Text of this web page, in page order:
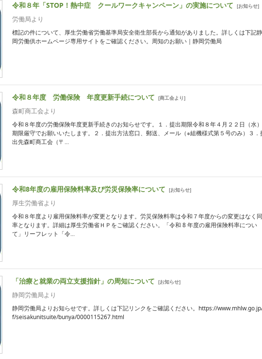
令和８年「STOP！熱中症 クールワークキャンペーン」の実施について [お知らせ]
労働局より
標記の件について、厚生労働省労働基準局安全衛生部長から通知がありました。詳しくは下記静
岡労働供ホームページ専用サイトをご確認ください。周知のお願い｜静岡労働局
令和８年度 労働保険 年度更新手続について [商工会より]
森町商工会より
令和８年度の労働保険年度更新手続きのお知らせです。１．提出期限令和８年４月２２日（水
期限厳守でお願いいたします。２．提出方法窓口、郵送、メール（※組機様式第５号のみ）３．
出先森町商工会（〒...
令和8年度の雇用保険料率及び労災保険率について [お知らせ]
厚生労働省より
令和８年度より雇用保険料率が変更となります。労災保険料率は令和７年度からの変更はなく同
率となります。詳細は厚生労働省ＨＰをご確認ください。「令和 8 年度の雇用保険料率につい
て」リーフレット「令...
「治療と就業の両立支援指針」の周知について [お知らせ]
静岡労働局より
静岡労働局よりお知らせです。詳しくは下記リンクをご確認ください。https://
f/seisakunitsuite/bunya/0000115267.html